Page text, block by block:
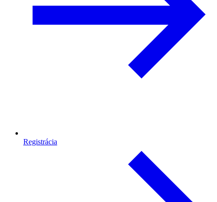
Registrácia